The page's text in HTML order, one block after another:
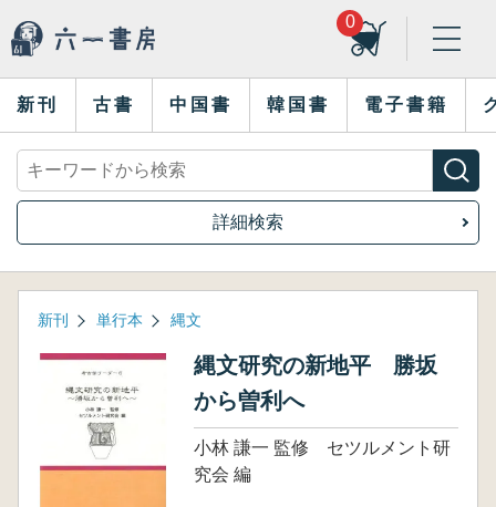
0
新刊 古書 中国書 韓国書 電子書籍
詳細検索
新刊 単行本 縄文
縄文研究の新地平 勝坂
から曽利へ
小林 謙一 監修 セツルメント研
究会 編